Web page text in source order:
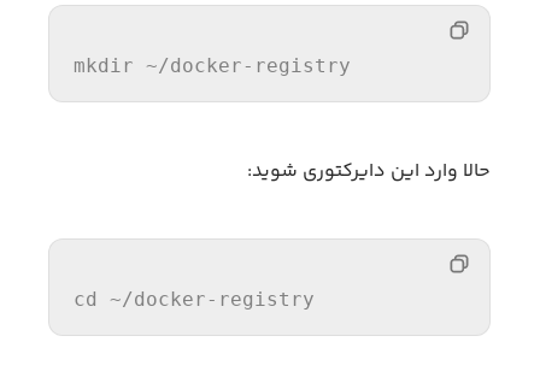
mkdir ~/docker-registry
حالا وارد این دایرکتوری شوید:
cd ~/docker-registry